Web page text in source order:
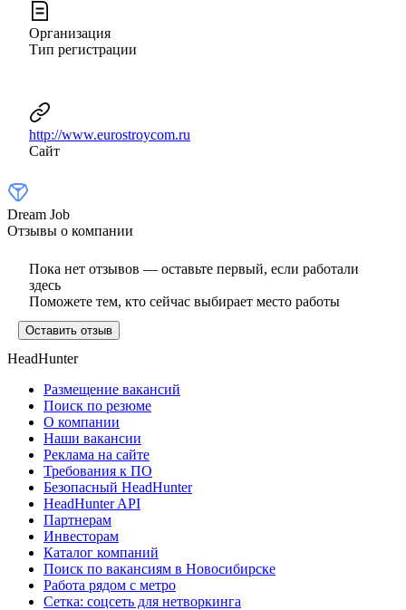
Организация
Тип регистрации
http://www.eurostroycom.ru
Сайт
Dream Job
Отзывы о компании
Пока нет отзывов — оставьте первый, если работали
здесь
Поможете тем, кто сейчас выбирает место работы
Оставить отзыв
HeadHunter
Размещение вакансий
Поиск по резюме
О компании
Наши вакансии
Реклама на сайте
Требования к ПО
Безопасный HeadHunter
HeadHunter API
Партнерам
Инвесторам
Каталог компаний
Поиск по вакансиям в Новосибирске
Работа рядом с метро
Сетка: соцсеть для нетворкинга